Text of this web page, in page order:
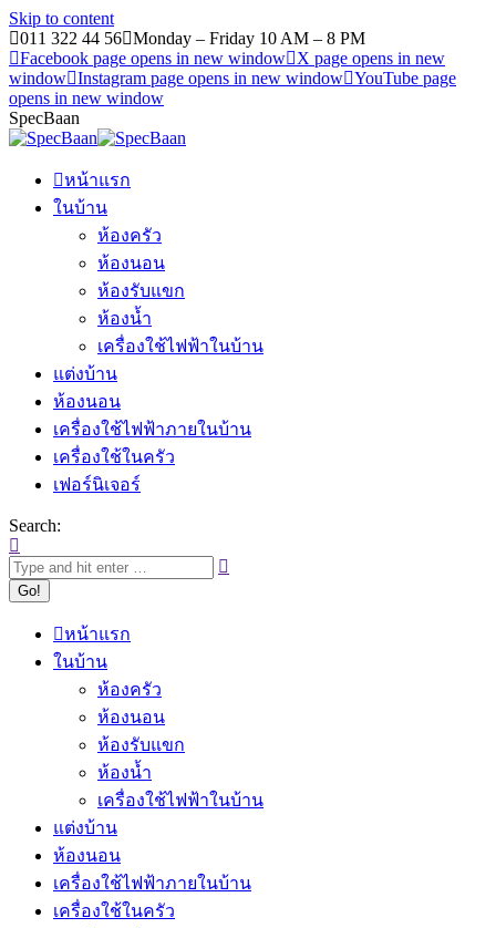
Skip to content
011 322 44 56 Monday – Friday 10 AM – 8 PM
Facebook page opens in new window
X page opens in new
window Instagram page opens in new window YouTube page
opens in new window
SpecBaan
หน้าแรก
ในบ้าน
ห้องครัว
ห้องนอน
ห้องรับแขก
ห้องน้ำ
เครื่องใช้ไฟฟ้าในบ้าน
แต่งบ้าน
ห้องนอน
เครื่องใช้ไฟฟ้าภายในบ้าน
เครื่องใช้ในครัว
เฟอร์นิเจอร์
Search:
หน้าแรก
ในบ้าน
ห้องครัว
ห้องนอน
ห้องรับแขก
ห้องน้ำ
เครื่องใช้ไฟฟ้าในบ้าน
แต่งบ้าน
ห้องนอน
เครื่องใช้ไฟฟ้าภายในบ้าน
เครื่องใช้ในครัว